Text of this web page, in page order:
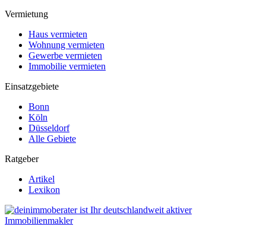
Vermietung
Haus vermieten
Wohnung vermieten
Gewerbe vermieten
Immobilie vermieten
Einsatzgebiete
Bonn
Köln
Düsseldorf
Alle Gebiete
Ratgeber
Artikel
Lexikon